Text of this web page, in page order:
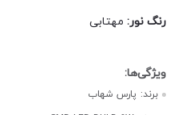
رنگ نور: مهتابی
برند: پارس شهاب